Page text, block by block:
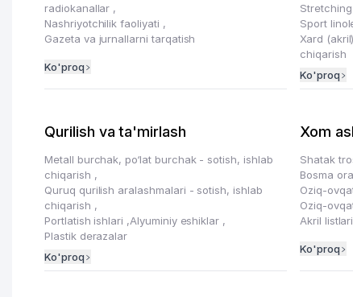
radiokanallar ,
Nashriyotchilik faoliyati ,
Gazeta va jurnallarni tarqatish
Ko'proq
Sport
Xard
chiqarish
Ko'proq
Qurilish va ta'mirlash
Metall burchak, po‘lat burchak - sotish, ishlab
chiqarish ,
Quruq qurilish aralashmalari - sotish, ishlab
chiqarish ,
Portlatish ishlari ,Alyuminiy eshiklar ,
Plastik derazalar
Ko'proq
Xom
Shatak
Bosma
Oziq-
Oziq-
Akril
Ko'proq